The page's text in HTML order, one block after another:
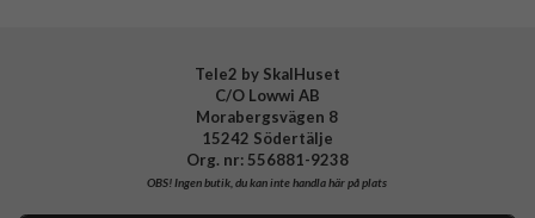
Tele2 by SkalHuset
C/O Lowwi AB
Morabergsvägen 8
15242 Södertälje
Org. nr: 556881-9238
OBS!Ingen butik, du kan inte handla här på plats